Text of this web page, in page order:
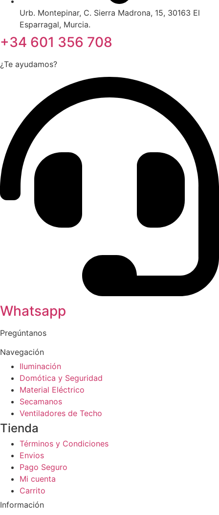
Urb. Montepinar, C. Sierra Madrona, 15, 30163 El
Esparragal, Murcia.
+34 601 356 708
¿Te ayudamos?
Whatsapp
Pregúntanos
Navegación
Iluminación
Domótica y Seguridad
Material Eléctrico
Secamanos
Ventiladores de Techo
Tienda
Términos y Condiciones
Envios
Pago Seguro
Mi cuenta
Carrito
Información